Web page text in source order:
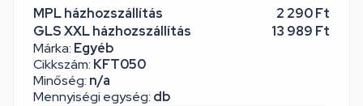
Márka: Egyéb
Cikkszám: KFT050
Minőség: n/a
Mennyiségi egység: db
MPL házhozszállítás
2 290 Ft
GLS XXL házhozszállítás
13 989 Ft